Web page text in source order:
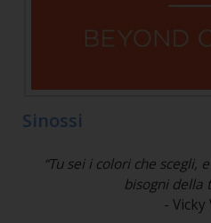
Sinossi
“Tu sei i colori che scegli,
bisogni della
- Vicky